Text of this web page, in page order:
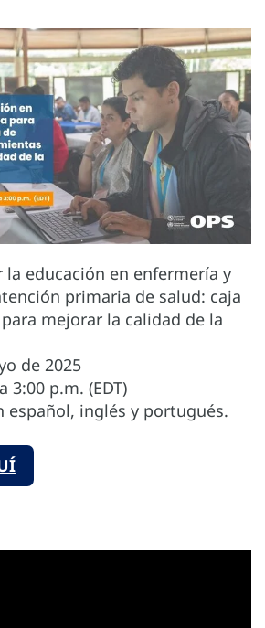
la educación en enfermería y
primaria de salud: caja
mejorar la calidad de la
de 2025
3:00 p.m. (EDT)
español, inglés y portugués.